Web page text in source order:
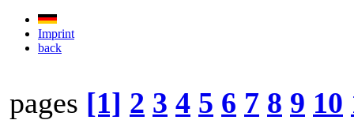
Imprint
back
pages [1] 2 3 4 5 6 7 8 9 10